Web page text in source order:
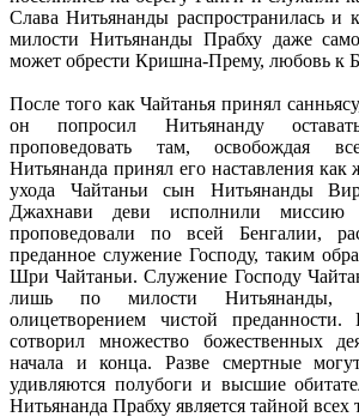
Слава Нитьянанды распространилась и
милости Нитьянанды Прабху даже
может обрести Кришна-Прему, любовь к
После того как Чайтанья принял
он попросил Нитьянанду
проповедовать там, освобождая
Нитьянанда принял его наставления
ухода Чайтаньи сын Нитьянанды
Джахнави деви исполнили
проповедовали по всей Бенгалии,
преданное служение Господу, таким
Шри Чайтаньи. Служение Господу
лишь по милости Нитьянанды,
олицетворением чистой преданности.
сотворил множество божественных
начала и конца. Разве смертные
удивляются полубоги и высшие
Нитьянанда Прабху является тайной всех